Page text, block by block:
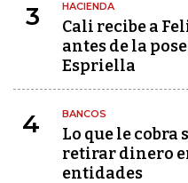
3 HACIENDA
Cali recibe a
antes de la
Espriella
4 BANCOS
Lo que le cobra
retirar dinero
entidades